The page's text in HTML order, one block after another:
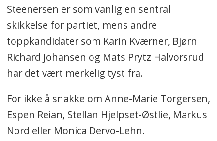
Steenersen er som vanlig en sentral
skikkelse for partiet, mens andre
toppkandidater som Karin Kværner, Bjørn
Richard Johansen og Mats Prytz Halvorsrud
har det vært merkelig tyst fra.
For ikke å snakke om Anne-Marie Torgersen,
Espen Reian, Stellan Hjelpset-Østlie, Markus
Nord eller Monica Dervo-Lehn.